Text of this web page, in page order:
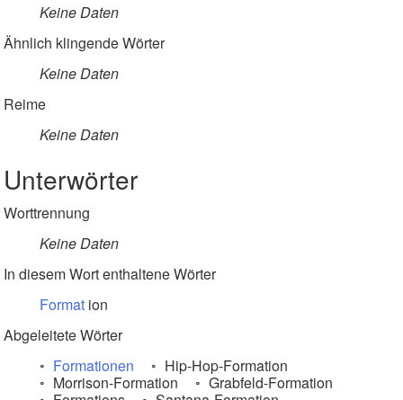
Keine Daten
Ähnlich klingende Wörter
Keine Daten
Reime
Keine Daten
Unterwörter
Worttrennung
Keine Daten
In diesem Wort enthaltene Wörter
Format ion
Abgeleitete Wörter
Formationen
Hip-Hop-Formation
Morrison-Formation
Grabfeld-Formation